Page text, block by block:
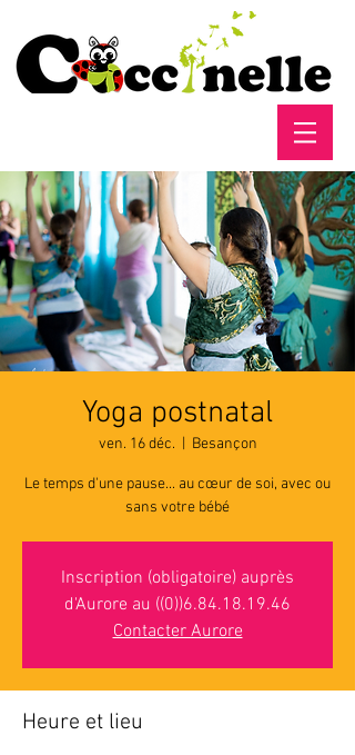
Yoga postnatal
ven. 16 déc. Besançon
Le temps d'une pause... au cœur de soi, avec ou
sans votre bébé
Inscription (obligatoire) auprès
d'Aurore au ((0))6.84.18.19.46
Contacter Aurore
Heure et lieu